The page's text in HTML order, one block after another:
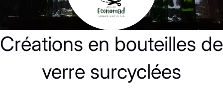
Créations en bouteilles de
verre surcyclées